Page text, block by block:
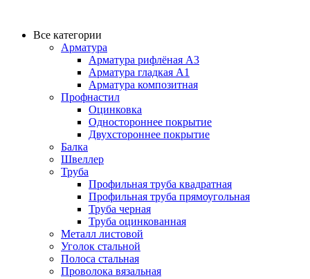
Все категории
Арматура
Арматура рифлёная А3
Арматура гладкая А1
Арматура композитная
Профнастил
Оцинковка
Одностороннее покрытие
Двухстороннее покрытие
Балка
Швеллер
Труба
Профильная труба квадратная
Профильная труба прямоугольная
Труба черная
Труба оцинкованная
Металл листовой
Уголок стальной
Полоса стальная
Проволока вязальная